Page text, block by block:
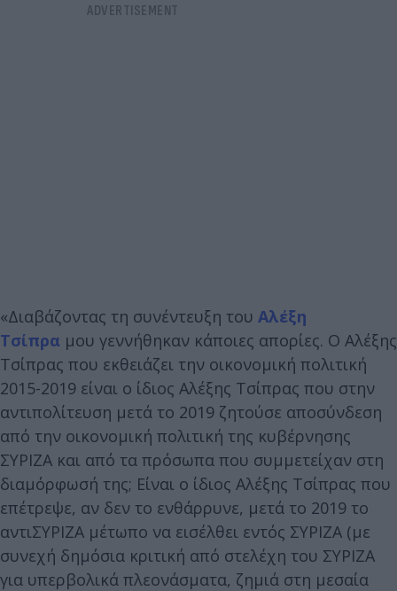
«Διαβάζοντας τη συνέντευξη του Αλέξη
Τσίπρα μου γεννήθηκαν κάποιες απορίες. Ο Αλέξης
Τσίπρας που εκθειάζει την οικονομική πολιτική
2015-2019 είναι ο ίδιος Αλέξης Τσίπρας που στην
αντιπολίτευση μετά το 2019 ζητούσε αποσύνδεση
από την οικονομική πολιτική της κυβέρνησης
ΣΥΡΙΖΑ και από τα πρόσωπα που συμμετείχαν στη
διαμόρφωσή της; Είναι ο ίδιος Αλέξης Τσίπρας που
επέτρεψε, αν δεν το ενθάρρυνε, μετά το 2019 το
αντιΣΥΡΙΖΑ μέτωπο να εισέλθει εντός ΣΥΡΙΖΑ (με
συνεχή δημόσια κριτική από στελέχη του ΣΥΡΙΖΑ
για υπερβολικά πλεονάσματα, ζημιά στη μεσαία